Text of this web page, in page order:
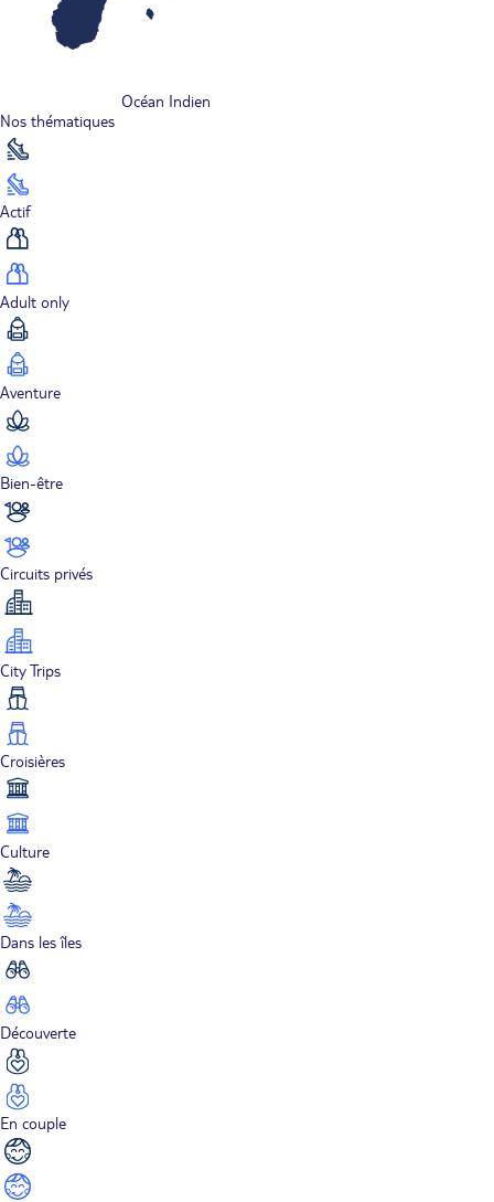
Océan Indien
Nos thématiques
Actif
Adult only
Aventure
Bien-être
Circuits privés
City Trips
Croisières
Culture
Dans les îles
Découverte
En couple